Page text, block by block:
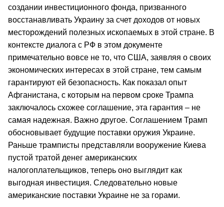
создании инвестиционного фонда, призванного
восстанавливать Украину за счет доходов от новых
месторождений полезных ископаемых в этой стране. В
контексте диалога с РФ в этом документе
примечательно вовсе не то, что США, заявляя о своих
экономических интересах в этой стране, тем самым
гарантируют ей безопасность. Как показал опыт
Афганистана, с которым на первом сроке Трампа
заключалось схожее соглашение, эта гарантия – не
самая надежная. Важно другое. Соглашением Трамп
обосновывает будущие поставки оружия Украине.
Раньше трамписты представляли вооружение Киева
пустой тратой денег американских
налогоплательщиков, теперь оно выглядит как
выгодная инвестиция. Следовательно новые
американские поставки Украине не за горами.